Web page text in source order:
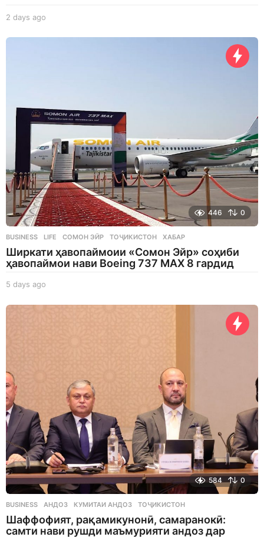
2 days ago
a
446 0
BUSINESS ,LIFE СОМОН ЭЙР ,ТОҶИКИСТОН ,ХАБАР
Ширкати ҳавопаймоии «Сомон Эйр» соҳиби
ҳавопаймои нави Boeing 737 MAX 8 гардид
5 days ago
a
584 0
BUSINESS АНДОЗ ,КУМИТАИ АНДОЗ ,ТОҶИКИСТОН
Шаффофият, рақамикунонӣ, самаранокӣ:
самти нави рушди маъмурияти андоз дар